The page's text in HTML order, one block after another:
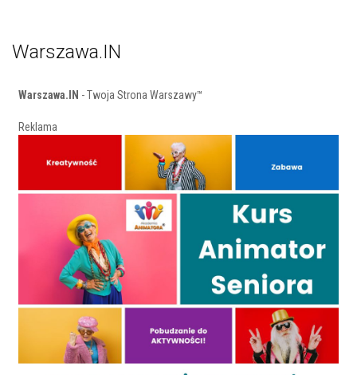
Warszawa.IN
Warszawa.IN - Twoja Strona Warszawy™
Reklama